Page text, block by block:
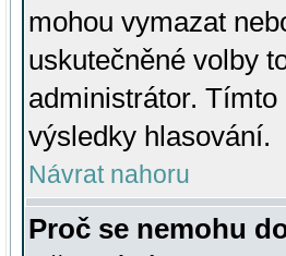
mohou vymazat
uskutečněné volby
administrátor.
výsledky hlasování.
Návrat nahoru
Proč se nemohu